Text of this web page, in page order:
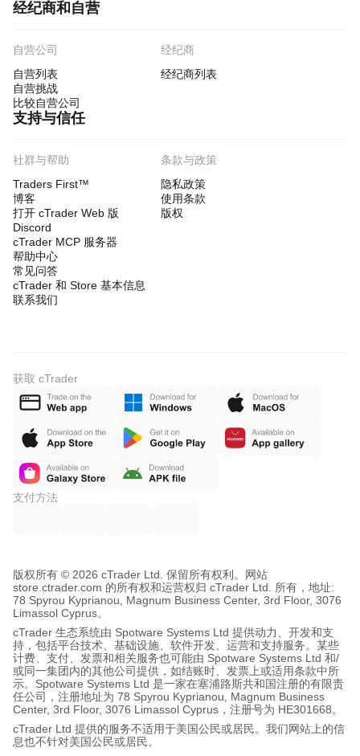
经纪商和自营
自营公司
自营列表
自营挑战
比较自营公司
经纪商
经纪商列表
支持与信任
社群与帮助
Traders First™
博客
打开 cTrader Web 版
Discord
cTrader MCP 服务器
帮助中心
常见问答
cTrader 和 Store 基本信息
联系我们
条款与政策
隐私政策
使用条款
版权
获取 cTrader
支付方法
版权所有 © 2026 cTrader Ltd. 保留所有权利。
网站
store.ctrader.com 的所有权和运营权归 cTrader Ltd. 所有，地址:
78 Spyrou Kyprianou, Magnum Business Center, 3rd Floor, 3076
Limassol Cyprus。
cTrader 生态系统由 Spotware Systems Ltd 提供动力、开发和支
持，包括平台技术、基础设施、软件开发、运营和支持服务。某些
计费、支付、发票和相关服务也可能由 Spotware Systems Ltd 和/
或同一集团内的其他公司提供，如结账时、发票上或适用条款中所
示。Spotware Systems Ltd 是一家在塞浦路斯共和国注册的有限责
任公司，注册地址为 78 Spyrou Kyprianou, Magnum Business
Center, 3rd Floor, 3076 Limassol Cyprus，注册号为 HE301668。
cTrader Ltd 提供的服务不适用于美国公民或居民。我们网站上的信
息也不针对美国公民或居民。